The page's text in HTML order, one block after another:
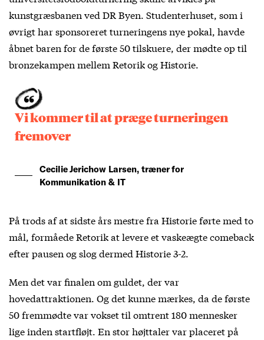
kunstgræsbanen ved DR Byen. Studenterhuset, som i
øvrigt har sponsoreret turneringens nye pokal, havde
åbnet baren for de første 50 tilskuere, der mødte op til
bronzekampen mellem Retorik og Historie.
Vi kommer til at præge turneringen
fremover
Cecilie Jerichow Larsen, træner for
Kommunikation & IT
På trods af at sidste års mestre fra Historie førte med to
mål, formåede Retorik at levere et vaskeægte comeback
efter pausen og slog dermed Historie 3-2.
Men det var finalen om guldet, der var
hovedattraktionen. Og det kunne mærkes, da de første
50 fremmødte var vokset til omtrent 180 mennesker
lige inden startfløjt. En stor højttaler var placeret på